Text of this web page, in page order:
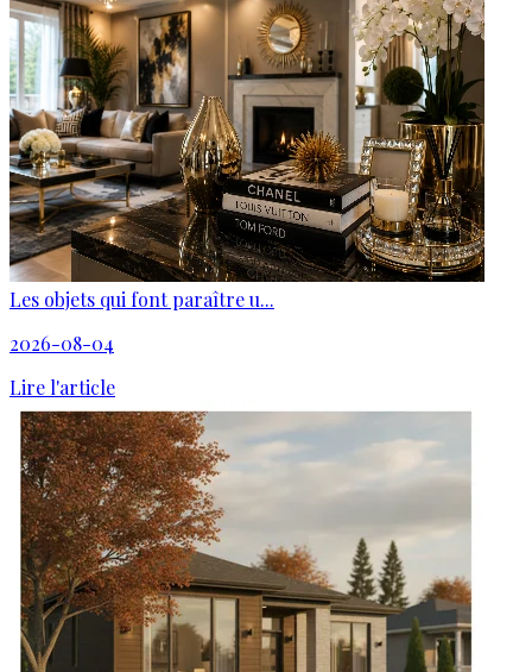
Les objets qui font paraître u...
2026-08-04
Lire l'article